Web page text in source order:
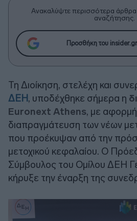
Ανακαλύψτε περισσότερα
αναζήτησης.
Προσθήκη του
Τη Διοίκηση, στελέχη και
ΔΕΗ, υποδέχθηκε σήμερα η
Euronext Athens, με
διαπραγμάτευση των νέων
που προέκυψαν από την
μετοχικού κεφαλαίου. Ο
Σύμβουλος του Ομίλου ΔΕΗ
κήρυξε την έναρξη της